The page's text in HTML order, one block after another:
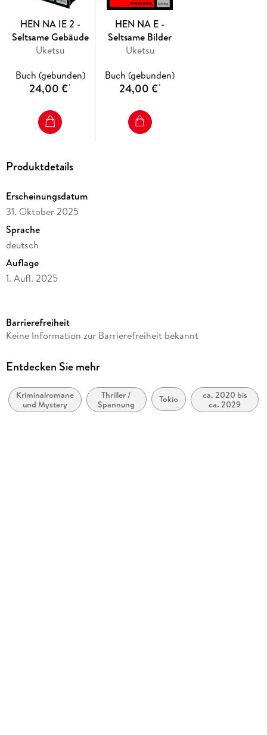
HEN NA IE 2 -
Seltsame Gebäude
Uketsu
Buch (gebunden)
24,00 €*
HEN NA E -
Seltsame Bilder
Uketsu
Buch (gebunden)
24,00 €*
Produktdetails
Erscheinungsdatum
31. Oktober 2025
Sprache
deutsch
Auflage
1. Aufl. 2025
Reihe
Autor/Autorin
Übersetzung
Heike Patzschke
Barrierefreiheit
Keine Information zur Barrierefreiheit bekannt
Entdecken Sie mehr
Kriminalromane
und Mystery
Thriller /
Spannung
Tokio
ca. 2020 bis
ca. 2029